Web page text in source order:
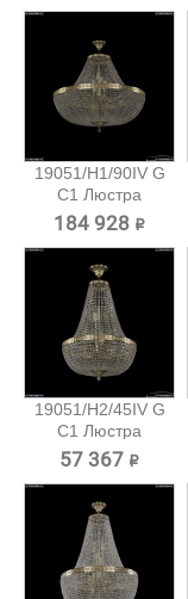
19051/H1/90IV G
C1 Люстра
Bohemia...
184 928 ₽
19051/H2/45IV G
C1 Люстра
Bohemia...
57 367 ₽